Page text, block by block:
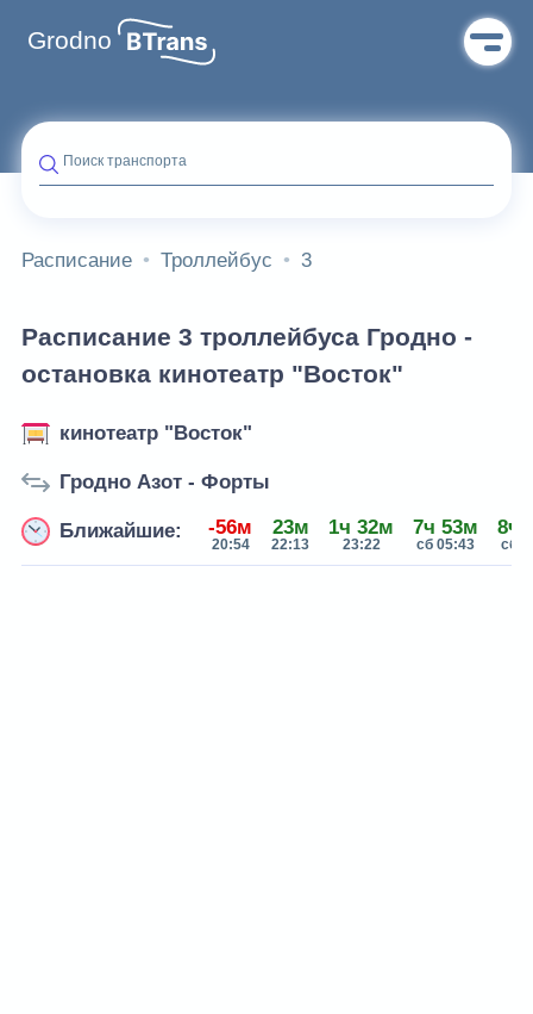
Grodno
Поиск транспорта
Расписание Троллейбус 3
Расписание 3 троллейбуса Гродно -
остановка кинотеатр "Восток"
кинотеатр "Восток"
Гродно Азот - Форты
Ближайшие: -56м
20:54
23м
22:13
1ч 32м
23:22
7ч 53м
сб 05:43
8ч
сб